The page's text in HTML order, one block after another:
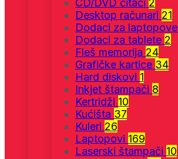
CD/DVD čitači 2
Desktop računari 21
Dodaci za laptopove
Dodaci za tablete 2
Fleš memorija 24
Grafičke kartice 34
Hard diskovi 1
Inkjet štampači 8
Kertridži 10
Kućišta 37
Kuleri 26
Laptopovi 169
Laserski štampači 10